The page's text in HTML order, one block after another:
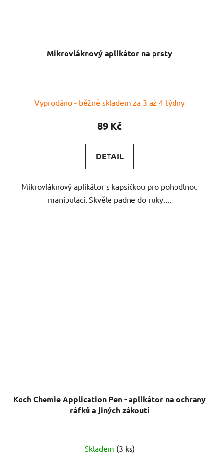
Mikrovláknový aplikátor na prsty
Vyprodáno - běžně skladem za 3 až 4 týdny
89 Kč
DETAIL
Mikrovláknový aplikátor s kapsičkou pro pohodlnou
manipulaci. Skvěle padne do ruky....
Koch Chemie Application Pen - aplikátor na ochrany
ráfků a jiných zákoutí
Skladem (3 ks)